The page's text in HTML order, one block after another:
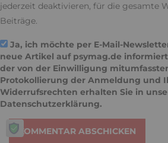
jederzeit deaktivieren, für die gesamte
Beiträge.
Ja, ich möchte per E-Mail-
neue Artikel auf psymag.de
der von der Einwilligung
Protokollierung der Anmeldung und
Widerrufsrechten erhalten Sie in
Datenschutzerklärung.
KOMMENTAR ABSCHICKEN